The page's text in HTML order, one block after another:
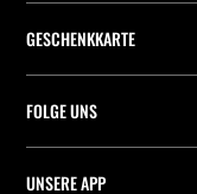
Packstation-Finder
Präferenz-Cookies
Unternehmen
Company Profile
GESCHENKKARTE
Kauf einer Geschenkkarte
FOLGE UNS
UNSERE APP